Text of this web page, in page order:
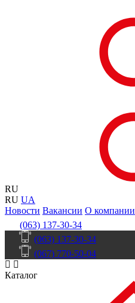
RU
RU UA
Новости Вакансии О компании
(063) 137-30-34
(063) 137-30-34
(067) 770-50-04
Каталог